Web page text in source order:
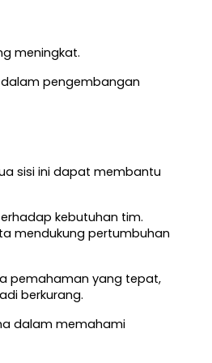
meningkat.
pengembangan
sisi ini dapat membantu
kebutuhan tim.
mendukung pertumbuhan
pemahaman yang tepat,
berkurang.
dalam memahami